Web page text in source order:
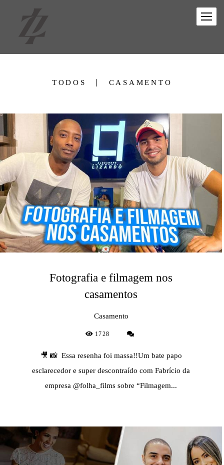
TODOS CASAMENTO
Fotografia e filmagem nos
casamentos
Casamento
1728
🎥 📸 Essa resenha foi massa!!Um bate papo
esclarecedor e super descontraído com Fabrício da
empresa @folha_films sobre “Filmagem...